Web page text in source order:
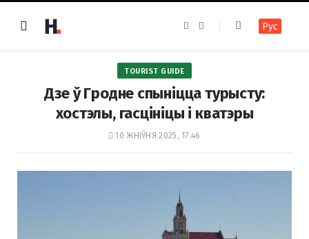
e
b
o
k
t
a
m
Рус
TOURIST GUIDE
Дзе ў Гродне спыніцца турысту:
хостэлы, гасцініцы і кватэры
10 ЖНІЎНЯ 2025, 17:46